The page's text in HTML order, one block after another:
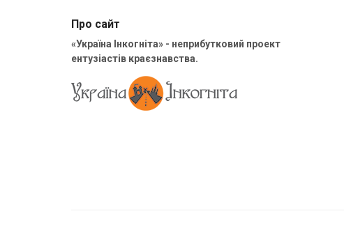
Про сайт
«Україна Інкогніта» - неприбутковий проект
ентузіастів краєзнавства.